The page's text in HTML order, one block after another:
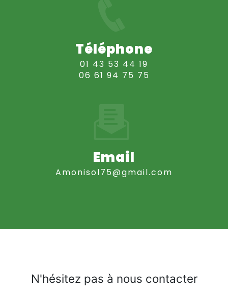
Téléphone
01 43 53 44 19
06 61 94 75 75
Email
amonisol75@gmail.com
N'hésitez pas à nous contacter